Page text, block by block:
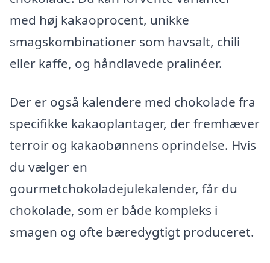
med høj kakaoprocent, unikke
smagskombinationer som havsalt, chili
eller kaffe, og håndlavede pralinéer.
Der er også kalendere med chokolade fra
specifikke kakaoplantager, der fremhæver
terroir og kakaobønnens oprindelse. Hvis
du vælger en
gourmetchokoladejulekalender, får du
chokolade, som er både kompleks i
smagen og ofte bæredygtigt produceret.